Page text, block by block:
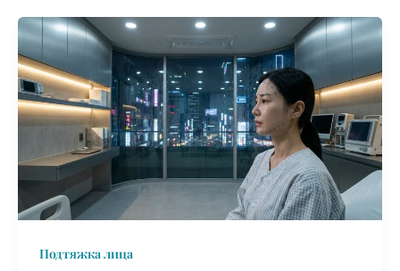
Подтяжка лица
Стоимость
лифтинга
в
Южной
Корее
(ценовое
руководство
2026)
|
vs.